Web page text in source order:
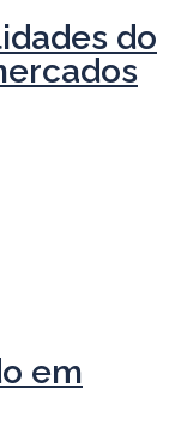
do
em